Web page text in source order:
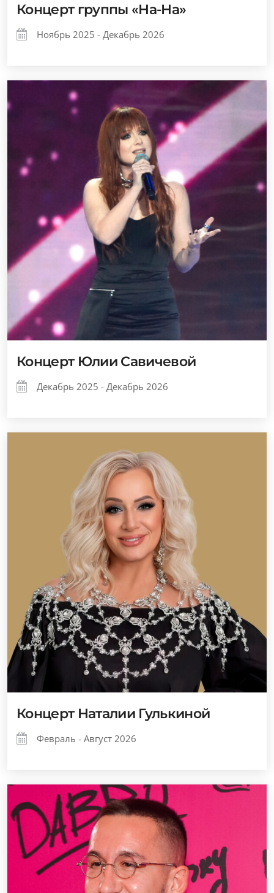
Концерт группы «На-На»
Ноябрь 2025 - Декабрь 2026
Концерт Юлии Савичевой
Декабрь 2025 - Декабрь 2026
Концерт Наталии Гулькиной
Февраль - Август 2026